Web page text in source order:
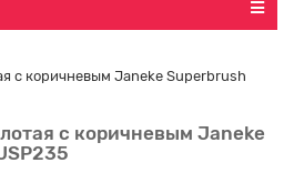
с коричневым Janeke Superbrush
с коричневым Janeke